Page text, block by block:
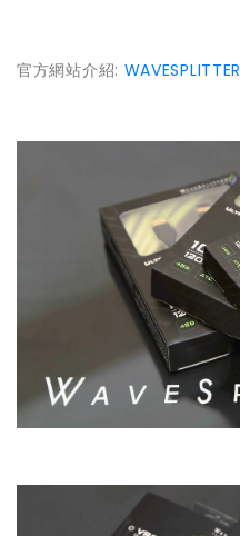
官方網站介紹: WAVESPLITTER